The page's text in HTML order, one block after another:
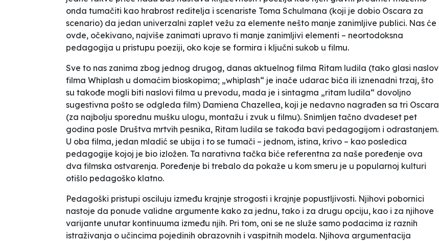
onda tumačiti kao hrabrost reditelja i scenariste Toma Schulmana (koji je dobio Oscara za
scenario) da jedan univerzalni zaplet vežu za elemente nešto manje zanimljive publici. Nas će
ovde, očekivano, najviše zanimati upravo ti manje zanimljivi elementi – neortodoksna
pedagogija u pristupu poeziji, oko koje se formira i ključni sukob u filmu.
Sve to nas zanima zbog jednog drugog, danas aktuelnog filma Ritam ludila (tako glasi naslov
filma Whiplash u domaćim bioskopima; „whiplash“ je inače udarac biča ili iznenadni trzaj, što
su takođe mogli biti naslovi filma u prevodu, mada je i sintagma „ritam ludila“ dovoljno
sugestivna pošto se odgleda film) Damiena Chazellea, koji je nedavno nagrađen sa tri Oscara
(za najbolju sporednu mušku ulogu, montažu i zvuk u filmu). Snimljen tačno dvadeset pet
godina posle Društva mrtvih pesnika, Ritam ludila se takođa bavi pedagogijom i odrastanjem.
U oba filma, jedan mladić se ubija i to se tumači – jednom, istina, krivo – kao posledica
pedagogije kojoj je bio izložen. Ta narativna tačka biće referentna za naše poređenje ova
dva filmska ostvarenja. Poređenje bi trebalo da pokaže u kom smeru je u popularnoj kulturi
otišlo pedagoško klatno.
Pedagoški pristupi osciluju između krajnje strogosti i krajnje popustljivosti. Njihovi pobornici
nastoje da ponude validne argumente kako za jednu, tako i za drugu opciju, kao i za njihove
varijante unutar kontinuuma između njih. Pri tom, oni se ne služe samo podacima iz raznih
istraživanja o učincima pojedinih obrazovnih i vaspitnih modela. Njihova argumentacija